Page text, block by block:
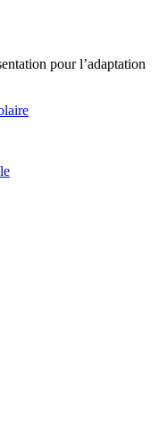
pour l’adaptation